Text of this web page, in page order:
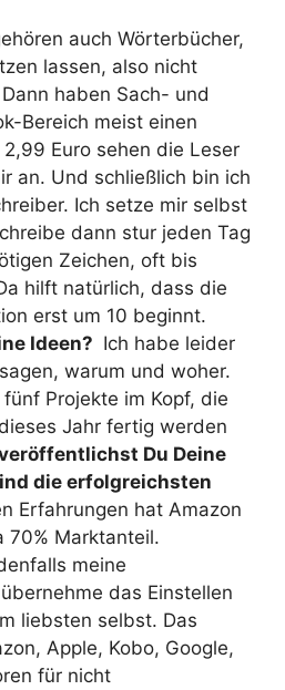
auch Wörterbücher,
lassen, also nicht
haben Sach- und
Bereich meist einen
Euro sehen die Leser
an. Und schließlich bin ich
Ich setze mir selbst
dann stur jeden Tag
Zeichen, oft bis
hilft natürlich, dass die
erst um 10 beginnt.
Ideen? Ich habe leider
warum und woher.
Projekte im Kopf, die
Jahr fertig werden
Du Deine
die erfolgreichsten
Erfahrungen hat Amazon
70% Marktanteil.
meine
das Einstellen
liebsten selbst. Das
Apple, Kobo, Google,
für nicht